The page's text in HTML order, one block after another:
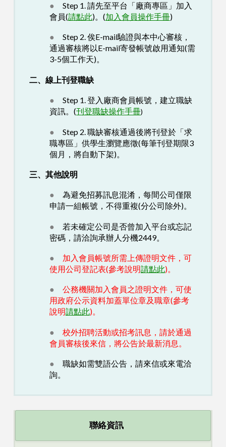
● Step 1. 請先至平台「廠商專區」加入
會員(請點此)。 (加入會員操作手冊)
● Step 2. 俟E-mail驗證與本中心審核，
通過審核將以E-mail寄發帳號啟用通知(需
3-5個工作天)。
二、線上刊登職缺
● Step 1. 登入廠商會員帳號，建立職缺
資訊。(刊登職缺操作手冊)
● Step 2. 職缺審核通過後將刊登於「求
職專區」供學生瀏覽應徵(每筆刊登期限3
個月，將自動下架)。
三、其他說明
● 為避免招募訊息混淆，每間公司僅限
申請一組帳號，不得重複(分公司除外)。
● 若未確定公司是否曾加入平台或忘記
密碼，請洽詢承辦人分機2449。
● 加入會員帳號所需上傳證明文件，可
使用公司登記表(參考說明請點此)。
● 公務機關加入會員之證明文件，可使
用政府公示資料加蓋單位章及職章(參考
說明請點此)。
● 校外招聘活動或招考訊息，請於通過
會員審核後來信，將公告於最新消息。
● 職缺如需雙語公告，請來信或來電洽
詢。
聯絡資訊